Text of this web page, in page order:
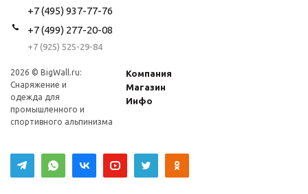
+7 (495) 937-77-76
+7 (499) 277-20-08
+7 (925) 525-29-84
2026 © BigWall.ru:
Снаряжение и
одежда для
промышленного и
спортивного альпинизма
Компания
Магазин
Инфо